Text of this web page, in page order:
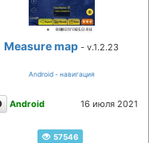
Measure map - v.1.2.23
Android - навигация
Описание
Android 16 июля 2021
57546